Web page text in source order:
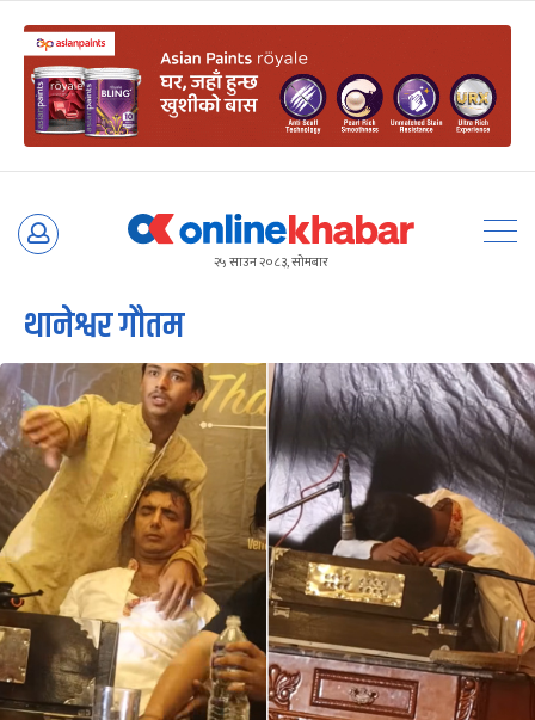
Skip
२५ साउन २०८३, सोमबार
थानेश्वर गौतम